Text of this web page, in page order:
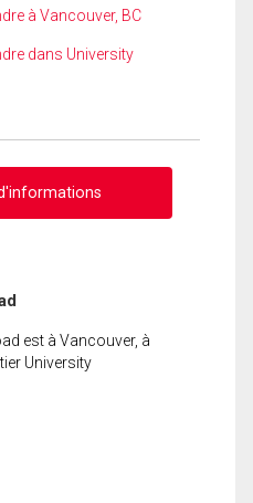
à Vancouver, BC
dans University
est à Vancouver, à
University